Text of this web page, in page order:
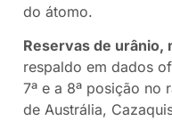
do átomo.
Reservas de urânio,
respaldo em dados
7ª e a 8ª posição no
de Austrália,